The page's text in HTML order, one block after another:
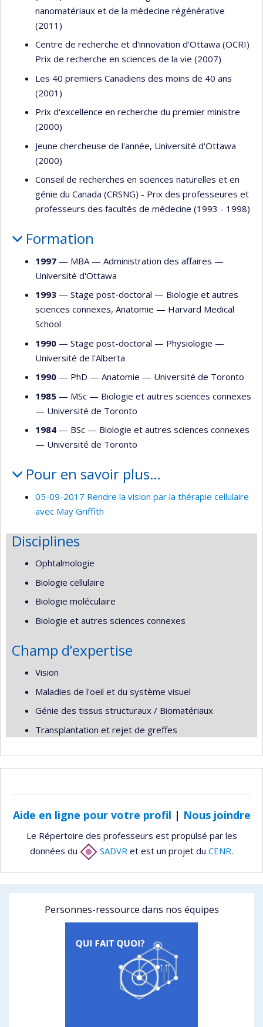
nanomatériaux et de la médecine régénérative
(2011)
Centre de recherche et d'innovation d'Ottawa (OCRI)
Prix de recherche en sciences de la vie (2007)
Les 40 premiers Canadiens des moins de 40 ans
(2001)
Prix d'excellence en recherche du premier ministre
(2000)
Jeune chercheuse de l'année, Université d'Ottawa
(2000)
Conseil de recherches en sciences naturelles et en
génie du Canada (CRSNG) - Prix des professeures et
professeurs des facultés de médecine (1993 - 1998)
Formation
1997 — MBA — Administration des affaires —
Université d'Ottawa
1993 — Stage post-doctoral — Biologie et autres
sciences connexes, Anatomie — Harvard Medical
School
1990 — Stage post-doctoral — Physiologie —
Université de l'Alberta
1990 — PhD — Anatomie — Université de Toronto
1985 — MSc — Biologie et autres sciences connexes
— Université de Toronto
1984 — BSc — Biologie et autres sciences connexes
— Université de Toronto
Pour en savoir plus…
05-09-2017 Rendre la vision par la thérapie cellulaire
avec May Griffith
Disciplines
Ophtalmologie
Biologie cellulaire
Biologie moléculaire
Biologie et autres sciences connexes
Champ d’expertise
Vision
Maladies de l'oeil et du système visuel
Génie des tissus structuraux / Biomatériaux
Transplantation et rejet de greffes
Aide en ligne pour votre profil | Nous joindre
Le Répertoire des professeurs est propulsé par les
données du
SADVR et est un projet du CENR.
Personnes-ressource dans nos équipes